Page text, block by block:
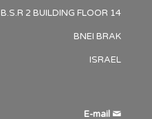
B.S.R 2 BUILDING FLOOR 14
BNEI BRAK
ISRAEL